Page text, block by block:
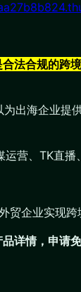
法合规的跨境
出海企业
营、TK直
企业实现
详情，申请